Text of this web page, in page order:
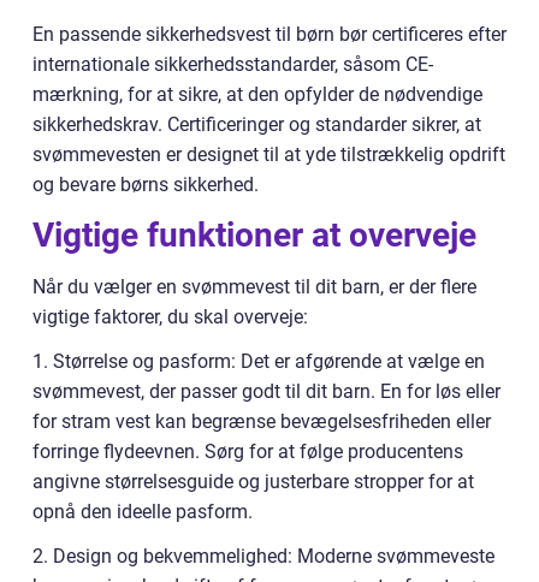
En passende sikkerhedsvest til børn bør certificeres efter
internationale sikkerhedsstandarder, såsom CE-
mærkning, for at sikre, at den opfylder de nødvendige
sikkerhedskrav. Certificeringer og standarder sikrer, at
svømmevesten er designet til at yde tilstrækkelig opdrift
og bevare børns sikkerhed.
Vigtige funktioner at overveje
Når du vælger en svømmevest til dit barn, er der flere
vigtige faktorer, du skal overveje:
1. Størrelse og pasform: Det er afgørende at vælge en
svømmevest, der passer godt til dit barn. En for løs eller
for stram vest kan begrænse bevægelsesfriheden eller
forringe flydeevnen. Sørg for at følge producentens
angivne størrelsesguide og justerbare stropper for at
opnå den ideelle pasform.
2. Design og bekvemmelighed: Moderne svømmeveste